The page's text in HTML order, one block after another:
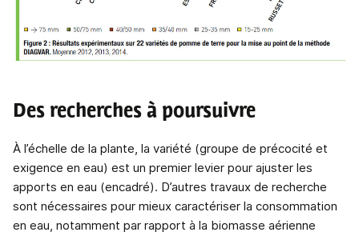
Des recherches à poursuivre
À l’échelle de la plante, la variété (groupe de précocité et
exigence en eau) est un premier levier pour ajuster les
apports en eau (encadré). D’autres travaux de recherche
sont nécessaires pour mieux caractériser la consommation
en eau, notamment par rapport à la biomasse aérienne